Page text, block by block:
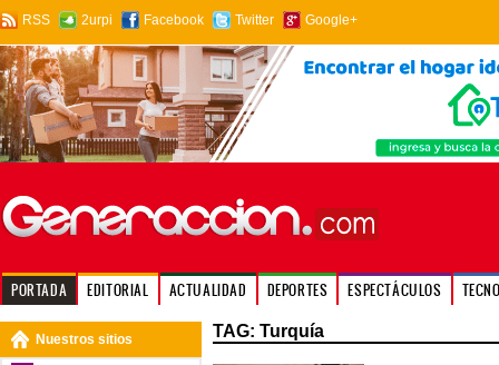
RSS 2urpi Facebook Twitter Google+
PORTADA EDITORIAL ACTUALIDAD DEPORTES ESPECTÁCULOS
Nuestros sitios TAG: Turquía